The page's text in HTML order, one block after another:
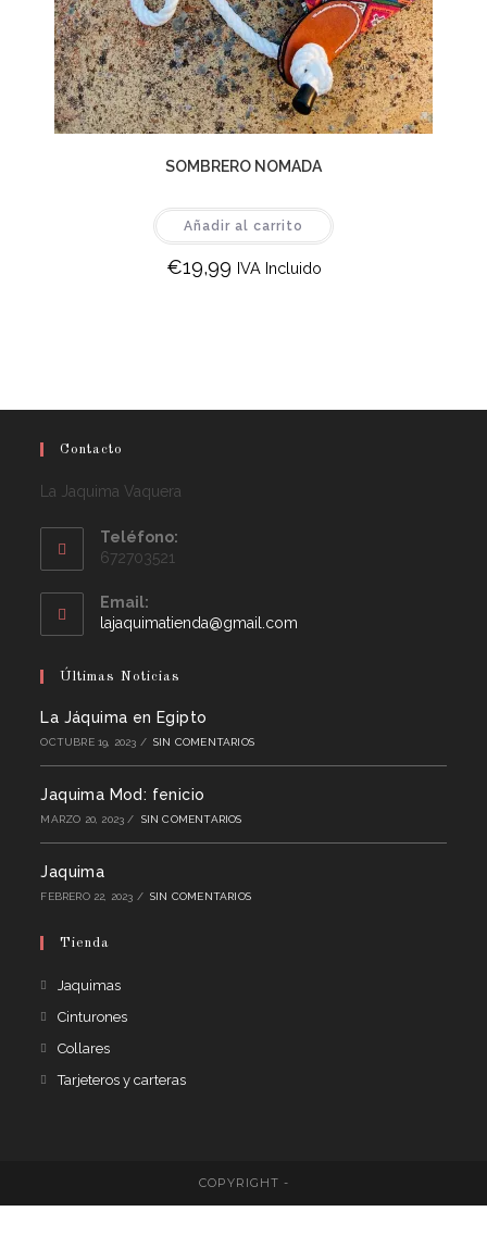
SOMBRERO NOMADA
Añadir al carrito
€19,99 IVA Incluido
Contacto
La Jaquima Vaquera
Teléfono:
672703521
Email:
lajaquimatienda@gmail.com
Últimas Noticias
La Jáquima en Egipto
OCTUBRE 19, 2023 / SIN COMENTARIOS
Jaquima Mod: fenicio
MARZO 20, 2023 / SIN COMENTARIOS
Jaquima
FEBRERO 22, 2023 / SIN COMENTARIOS
Tienda
Jaquimas
Cinturones
Collares
Tarjeteros y carteras
COPYRIGHT -